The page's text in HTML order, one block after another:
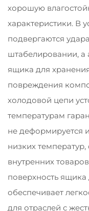
хорошую
характеристики. В
подвергаются
штабелировании, а
ящика для
повреждения
холодовой цепи
температурам
не деформируется
низких температур,
внутренних
поверхность ящика
обеспечивает
для отраслей с